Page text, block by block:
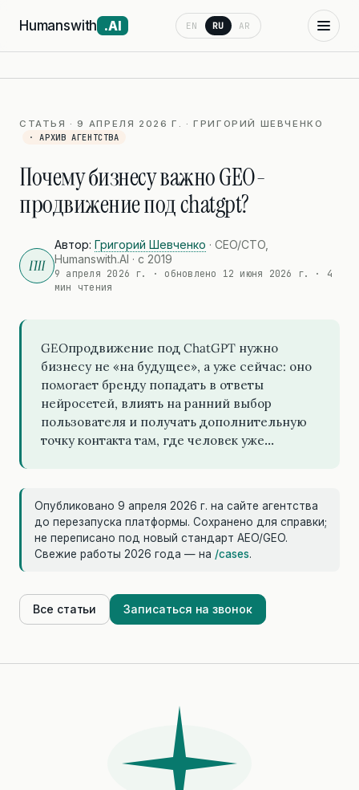
Humanswith .AI EN RU AR
СТАТЬЯ · 9 АПРЕЛЯ 2026 Г. · ГРИГОРИЙ ШЕВЧЕНКО
· АРХИВ АГЕНТСТВА
Почему бизнесу важно GEO-
продвижение под chatgpt?
ГШ
Автор: Григорий Шевченко · CEO/CTO,
Humanswith.AI · с 2019
9 апреля 2026 г. · обновлено 12 июня 2026 г.
· 4
мин чтения
GEOпродвижение под ChatGPT нужно
бизнесу не «на будущее», а уже сейчас: оно
помогает бренду попадать в ответы
нейросетей, влиять на ранний выбор
пользователя и получать дополнительную
точку контакта там, где человек уже…
Опубликовано 9 апреля 2026 г. на сайте агентства
до перезапуска платформы. Сохранено для справки;
не переписано под новый стандарт AEO/GEO.
Свежие работы 2026 года — на /cases.
Все статьи Записаться на звонок